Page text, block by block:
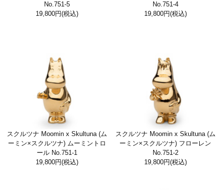
No.751-5
19,800円(税込)
No.751-4
19,800円(税込)
スクルツナ Moomin x Skultuna (ム
ーミン×スクルツナ) ムーミントロ
ール No.751-1
19,800円(税込)
スクルツナ Moomin x Skultuna (ム
ーミン×スクルツナ) フローレン
No.751-2
19,800円(税込)